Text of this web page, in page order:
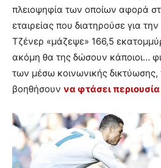
πλειοψηφία των οποίων αφορά
εταιρείας που διατηρούσε για
Τζένερ «μάζεψε» 166,5
ακόμη θα της δώσουν κάποιοι…
των μέσω κοινωνικής
βοηθήσουν να φτάσει